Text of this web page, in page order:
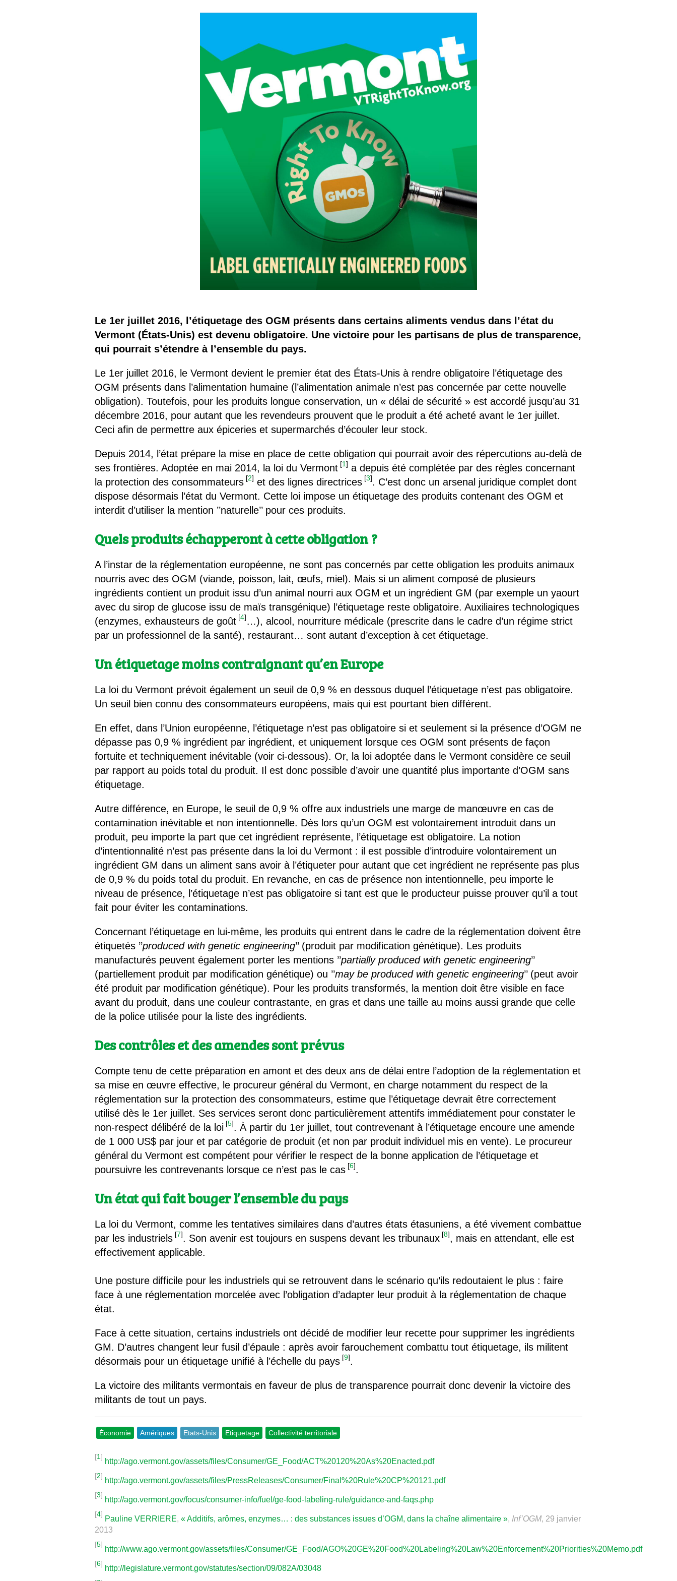
Quels sont les avantages et les inconvénients des OGM ?
Le 1er juillet 2016, l’étiquetage des OGM présents dans certains aliments vendus dans l’état du
Vermont (États-Unis) est devenu obligatoire. Une victoire pour les partisans de plus de transparence,
qui pourrait s’étendre à l’ensemble du pays.
Le 1er juillet 2016, le Vermont devient le premier état des États-Unis à rendre obligatoire l’étiquetage des
OGM présents dans l’alimentation humaine (l’alimentation animale n’est pas concernée par cette nouvelle
obligation). Toutefois, pour les produits longue conservation, un « délai de sécurité » est accordé jusqu’au 31
décembre 2016, pour autant que les revendeurs prouvent que le produit a été acheté avant le 1er juillet.
Ceci afin de permettre aux épiceries et supermarchés d’écouler leur stock.
Depuis 2014, l’état prépare la mise en place de cette obligation qui pourrait avoir des répercutions au-delà de
ses frontières. Adoptée en mai 2014, la loi du Vermont [1] a depuis été complétée par des règles concernant
la protection des consommateurs [2] et des lignes directrices [3]. C’est donc un arsenal juridique complet dont
dispose désormais l’état du Vermont. Cette loi impose un étiquetage des produits contenant des OGM et
interdit d’utiliser la mention ’’naturelle’’ pour ces produits.
Quels produits échapperont à cette obligation ?
A l’instar de la réglementation européenne, ne sont pas concernés par cette obligation les produits animaux
nourris avec des OGM (viande, poisson, lait, œufs, miel). Mais si un aliment composé de plusieurs
ingrédients contient un produit issu d’un animal nourri aux OGM et un ingrédient GM (par exemple un yaourt
avec du sirop de glucose issu de maïs transgénique) l’étiquetage reste obligatoire. Auxiliaires technologiques
(enzymes, exhausteurs de goût [4]…), alcool, nourriture médicale (prescrite dans le cadre d’un régime strict
par un professionnel de la santé), restaurant… sont autant d’exception à cet étiquetage.
Un étiquetage moins contraignant qu’en Europe
La loi du Vermont prévoit également un seuil de 0,9 % en dessous duquel l’étiquetage n’est pas obligatoire.
Un seuil bien connu des consommateurs européens, mais qui est pourtant bien différent.
En effet, dans l’Union européenne, l’étiquetage n’est pas obligatoire si et seulement si la présence d’OGM ne
dépasse pas 0,9 % ingrédient par ingrédient, et uniquement lorsque ces OGM sont présents de façon
fortuite et techniquement inévitable (voir ci-dessous). Or, la loi adoptée dans le Vermont considère ce seuil
par rapport au poids total du produit. Il est donc possible d’avoir une quantité plus importante d’OGM sans
étiquetage.
Autre différence, en Europe, le seuil de 0,9 % offre aux industriels une marge de manœuvre en cas de
contamination inévitable et non intentionnelle. Dès lors qu’un OGM est volontairement introduit dans un
produit, peu importe la part que cet ingrédient représente, l’étiquetage est obligatoire. La notion
d’intentionnalité n’est pas présente dans la loi du Vermont : il est possible d’introduire volontairement un
ingrédient GM dans un aliment sans avoir à l’étiqueter pour autant que cet ingrédient ne représente pas plus
de 0,9 % du poids total du produit. En revanche, en cas de présence non intentionnelle, peu importe le
niveau de présence, l’étiquetage n’est pas obligatoire si tant est que le producteur puisse prouver qu’il a tout
fait pour éviter les contaminations.
Concernant l’étiquetage en lui-même, les produits qui entrent dans le cadre de la réglementation doivent être
étiquetés ’’produced with genetic engineering’’ (produit par modification génétique). Les produits
manufacturés peuvent également porter les mentions ’’partially produced with genetic engineering’’
(partiellement produit par modification génétique) ou ’’may be produced with genetic engineering’’ (peut avoir
été produit par modification génétique). Pour les produits transformés, la mention doit être visible en face
avant du produit, dans une couleur contrastante, en gras et dans une taille au moins aussi grande que celle
de la police utilisée pour la liste des ingrédients.
Des contrôles et des amendes sont prévus
Compte tenu de cette préparation en amont et des deux ans de délai entre l’adoption de la réglementation et
sa mise en œuvre effective, le procureur général du Vermont, en charge notamment du respect de la
réglementation sur la protection des consommateurs, estime que l’étiquetage devrait être correctement
utilisé dès le 1er juillet. Ses services seront donc particulièrement attentifs immédiatement pour constater le
non-respect délibéré de la loi [5]. À partir du 1er juillet, tout contrevenant à l’étiquetage encoure une amende
de 1 000 US$ par jour et par catégorie de produit (et non par produit individuel mis en vente). Le procureur
général du Vermont est compétent pour vérifier le respect de la bonne application de l’étiquetage et
poursuivre les contrevenants lorsque ce n’est pas le cas [6].
Un état qui fait bouger l’ensemble du pays
La loi du Vermont, comme les tentatives similaires dans d’autres états étasuniens, a été vivement combattue
par les industriels [7]. Son avenir est toujours en suspens devant les tribunaux [8], mais en attendant, elle est
effectivement applicable.
Une posture difficile pour les industriels qui se retrouvent dans le scénario qu’ils redoutaient le plus : faire
face à une réglementation morcelée avec l’obligation d’adapter leur produit à la réglementation de chaque
état.
Face à cette situation, certains industriels ont décidé de modifier leur recette pour supprimer les ingrédients
GM. D’autres changent leur fusil d’épaule : après avoir farouchement combattu tout étiquetage, ils militent
désormais pour un étiquetage unifié à l’échelle du pays [9].
La victoire des militants vermontais en faveur de plus de transparence pourrait donc devenir la victoire des
militants de tout un pays.
Économie Amériques Etats-Unis Etiquetage Collectivité territoriale
[1]
http://ago.vermont.gov/assets/files/Consumer/GE_Food/ACT%20120%20As%20Enacted.pdf
[2]
http://ago.vermont.gov/assets/files/PressReleases/Consumer/Final%20Rule%20CP%20121.pdf
[3]
http://ago.vermont.gov/focus/consumer-info/fuel/ge-food-labeling-rule/guidance-and-faqs.php
[4]
Pauline VERRIERE,« Additifs, arômes, enzymes… : des substances issues d’OGM, dans la chaîne alimentaire », Inf’OGM, 29 janvier
2013
[5]
http://www.ago.vermont.gov/assets/files/Consumer/GE_Food/AGO%20GE%20Food%20Labeling%20Law%20Enforcement%20Priorities%20Memo.pdf
[6]
http://legislature.vermont.gov/statutes/section/09/082A/03048